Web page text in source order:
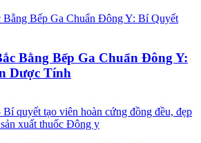
Bằng Bếp Ga Chuẩn Đông Y:
Dược Tính